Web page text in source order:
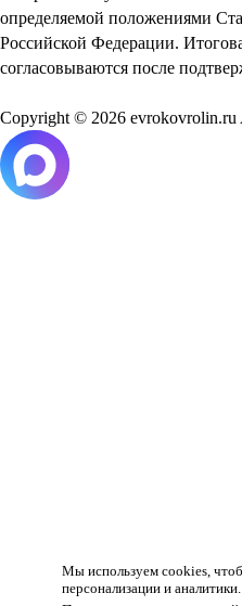
Мы используем cookies,
персонализации и аналитики.
определяемой положениями
Российской Федерации.
согласовываются после
Copyright © 2026 evrokovrolin.ru